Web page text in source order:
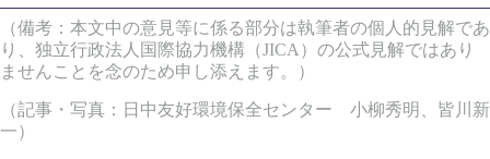
（備考：本文中の意見等に係る部分は執筆者の個人的見解であ
り、独立行政法人国際協力機構（JICA）の公式見解ではあり
ませんことを念のため申し添えます。）
（記事・写真：日中友好環境保全センター 小柳秀明、皆川新
一）